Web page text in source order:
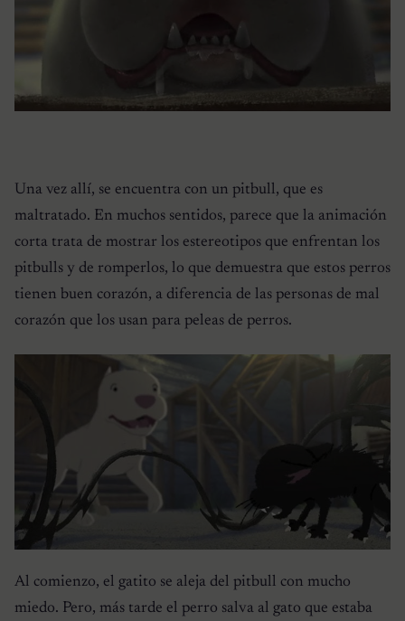
Una vez allí, se encuentra con un pitbull, que es
maltratado. En muchos sentidos, parece que la animación
corta trata de mostrar los estereotipos que enfrentan los
pitbulls y de romperlos, lo que demuestra que estos perros
tienen buen corazón, a diferencia de las personas de mal
corazón que los usan para peleas de perros.
Al comienzo, el gatito se aleja del pitbull con mucho
miedo. Pero, más tarde el perro salva al gato que estaba